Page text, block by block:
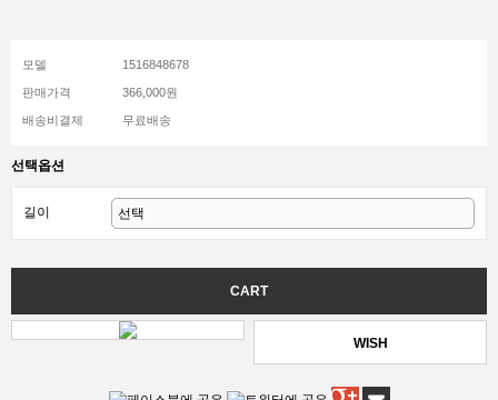
모델 1516848678
판매가격 366,000원
배송비결제 무료배송
선택옵션
길이
WISH